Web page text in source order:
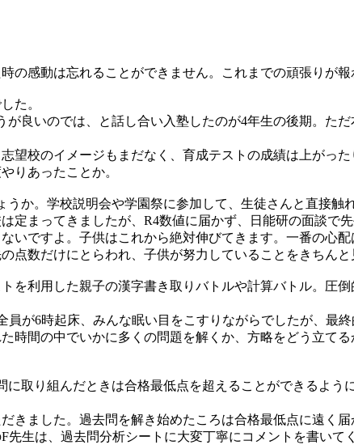
の感動は忘れることができません。これまでの頑張りが報
た。
良いのでは、と話し合い入塾したのが4年生の後期。た
望校のイメージもまだなく、育成テストの成績は上がっ
りあったことか。
か。学校説明会や学園祭に参加して、生徒さんと直接
定まってきましたが、R4数値に届かず、日能研の面談で
いですよ。子供はこれから絶対伸びてきます。一番の心
点数だけにとらわれ、子供が努力していることをきちん
を利用した親子の漢字書き取りバトルや計算バトル。圧
が6時起床、みんな眠い目をこすりながらでしたが、最
時間の中でいかに多くの問題を解くか、方略をどう立て
取り組んだときは合格最低点を超えることができるよ
きました。過去問を解き始めたころは合格最低点に遠く
生は、過去問分析シートに大変丁寧にコメントを書い